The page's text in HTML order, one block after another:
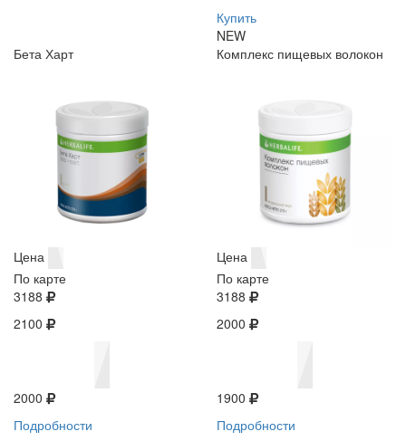
Купить
NEW
Бета Харт
Цена
По карте
3188
2100
2000
Подробности
Комплекс пищевых волокон
Цена
По карте
3188
2000
1900
Подробности